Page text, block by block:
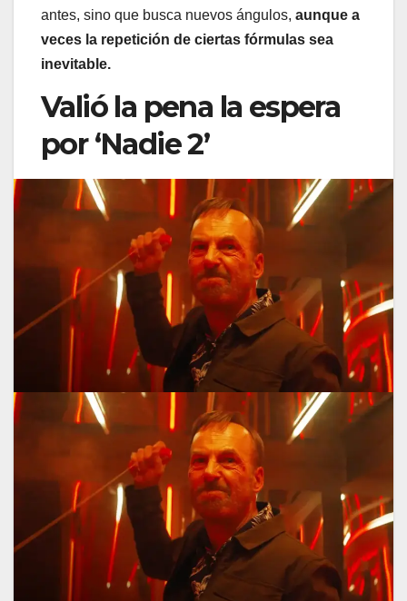
antes, sino que busca nuevos ángulos, aunque a
veces la repetición de ciertas fórmulas sea
inevitable.
Valió la pena la espera
por ‘Nadie 2’